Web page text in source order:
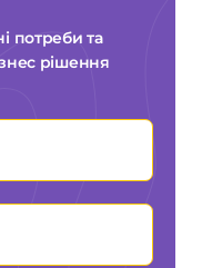
потреби та
рішення